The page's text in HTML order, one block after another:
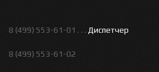
8 (499) 553-61-01 . . . Диспетчер
8 (499) 553-61-02